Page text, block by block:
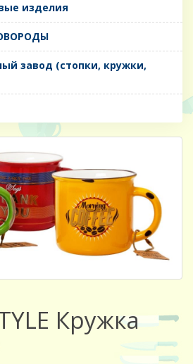
изделия
завод (стопки, кружки,
Кружка